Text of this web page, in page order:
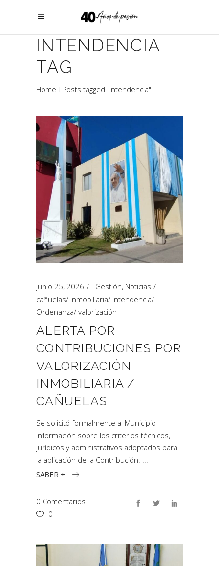
INTENDENCIA
TAG
Home Posts tagged "intendencia"
junio 25, 2026 Gestión, Noticias
cañuelas/ inmobiliaria/ intendencia/
Ordenanza/ valorización
ALERTA POR
CONTRIBUCIONES POR
VALORIZACIÓN
INMOBILIARIA /
CAÑUELAS
Se solicitó formalmente al Municipio
información sobre los criterios técnicos,
jurídicos y administrativos adoptados para
la aplicación de la Contribución.
SABER +
0 Comentarios
0